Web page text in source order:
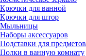
Крючки для ванной
Крючки для штор
Мыльницы
Наборы аксессуаров
Подставки для предметов
Полки в ванную комнату